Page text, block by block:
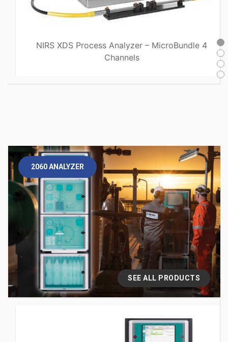
NIRS XDS Process Analyzer – MicroBundle 4
Channels
2060 ANALYZER
SEE ALL PRODUCTS